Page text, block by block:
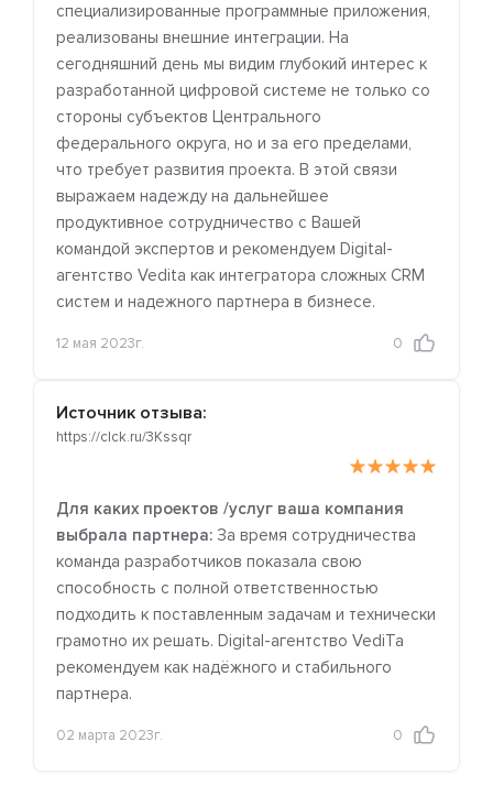
специализированные программные приложения,
реализованы внешние интеграции. На
сегодняшний день мы видим глубокий интерес к
разработанной цифровой системе не только со
стороны субъектов Центрального
федерального округа, но и за его пределами,
что требует развития проекта. В этой связи
выражаем надежду на дальнейшее
продуктивное сотрудничество с Вашей
командой экспертов и рекомендуем Digital-
агентство Vedita как интегратора сложных CRM
систем и надежного партнера в бизнесе.
12 мая 2023г. 0
Источник отзыва:
https://clck.ru/3Kssqr
Для каких проектов /услуг ваша компания
выбрала партнера: За время сотрудничества
команда разработчиков показала свою
способность с полной ответственностью
подходить к поставленным задачам и технически
грамотно их решать. Digital-агентство VediTa
рекомендуем как надёжного и стабильного
партнера.
02 марта 2023г. 0